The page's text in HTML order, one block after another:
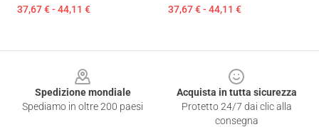
37,67 € - 44,11 € 37,67 € - 44,11 €
Spedizione mondiale
Spediamo in oltre 200 paesi
Acquista in tutta sicurezza
Protetto 24/7 dai clic alla
consegna